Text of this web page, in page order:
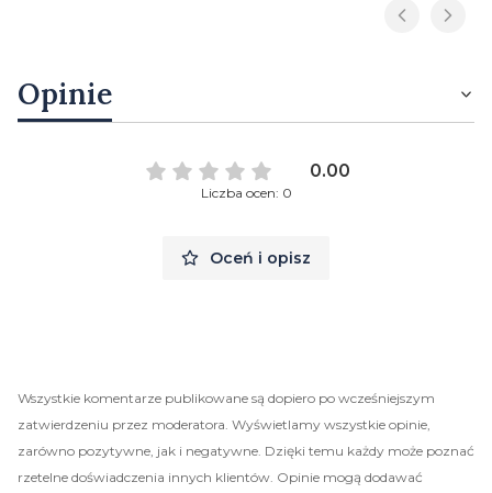
Opinie
0.00
Liczba ocen: 0
Oceń i opisz
Wszystkie komentarze publikowane są dopiero po wcześniejszym
zatwierdzeniu przez moderatora. Wyświetlamy wszystkie opinie,
zarówno pozytywne, jak i negatywne. Dzięki temu każdy może poznać
rzetelne doświadczenia innych klientów. Opinie mogą dodawać